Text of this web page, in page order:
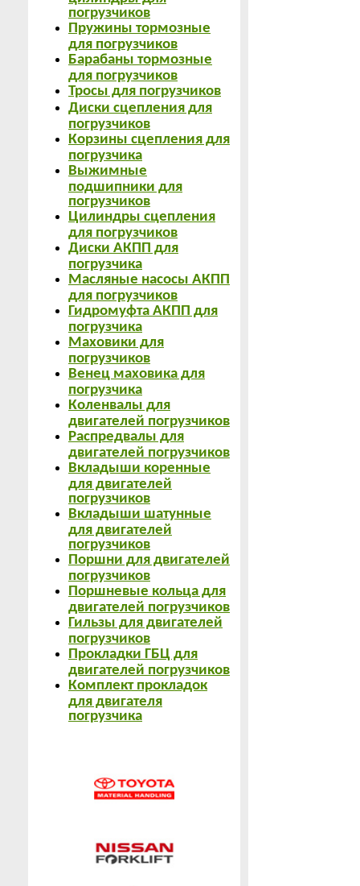
погрузчиков
Пружины тормозные
для погрузчиков
Барабаны тормозные
для погрузчиков
Тросы для погрузчиков
Диски сцепления для
погрузчиков
Корзины сцепления для
погрузчика
Выжимные
подшипники для
погрузчиков
Цилиндры сцепления
для погрузчиков
Диски АКПП для
погрузчика
Масляные насосы АКПП
для погрузчиков
Гидромуфта АКПП для
погрузчика
Маховики для
погрузчиков
Венец маховика для
погрузчика
Коленвалы для
двигателей погрузчиков
Распредвалы для
двигателей погрузчиков
Вкладыши коренные
для двигателей
погрузчиков
Вкладыши шатунные
для двигателей
погрузчиков
Поршни для двигателей
погрузчиков
Поршневые кольца для
двигателей погрузчиков
Гильзы для двигателей
погрузчиков
Прокладки ГБЦ для
двигателей погрузчиков
Комплект прокладок
для двигателя
погрузчика